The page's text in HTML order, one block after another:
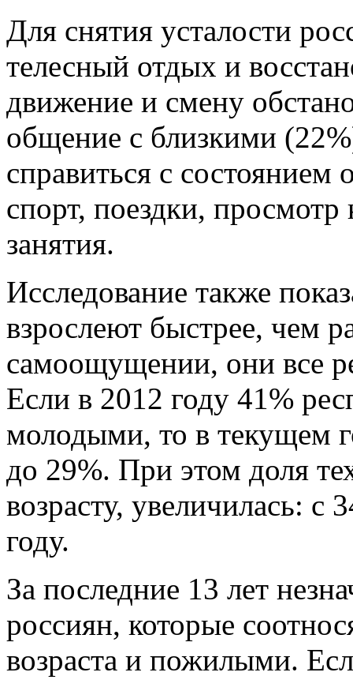
Для снятия усталости
телесный отдых и
движение и смену
общение с близкими
справиться с
спорт, поездки,
занятия.
Исследование также
взрослеют быстрее, чем
самоощущении, они все
Если в 2012 году 41%
молодыми, то в текущем
до 29%. При этом доля
возрасту, увеличилась: с
году.
За последние 13 лет
россиян, которые
возраста и пожилыми.